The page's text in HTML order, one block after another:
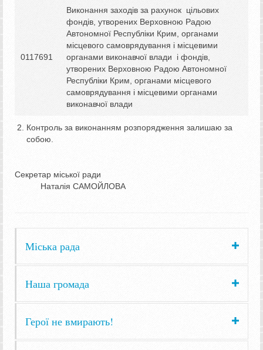
0117691
Виконання заходів за рахунок цільових
фондів, утворених Верховною Радою
Автономної Республіки Крим, органами
місцевого самоврядування і місцевими
органами виконавчої влади і фондів,
утворених Верховною Радою Автономної
Республіки Крим, органами місцевого
самоврядування і місцевими органами
виконавчої влади
Контроль за виконанням розпорядження залишаю за
собою.
Секретар міської ради
Наталія САМОЙЛОВА
Міська рада
Наша громада
Герої не вмирають!